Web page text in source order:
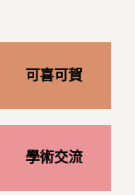
可喜可賀
學術交流